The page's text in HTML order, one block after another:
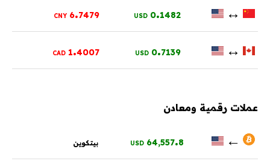
↔
0.1482
USD
6.7479
CNY
↔
0.7139
USD
1.4007
CAD
عملات رقمية ومعادن
←
64,557.8
USD بيتكوين